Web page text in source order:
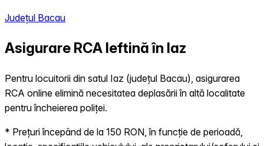
Județul Bacau
Asigurare RCA Ieftină în Iaz
Pentru locuitorii din satul Iaz (județul Bacau), asigurarea
RCA online elimină necesitatea deplasării în altă localitate
pentru încheierea poliței.
* Prețuri începând de la 150 RON, în funcție de perioadă,